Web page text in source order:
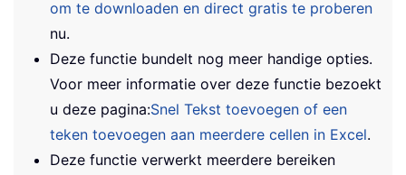
om te downloaden en direct gratis te proberen
nu.
Deze functie bundelt nog meer handige opties.
Voor meer informatie over deze functie bezoekt
u deze pagina:Snel Tekst toevoegen of een
teken toevoegen aan meerdere cellen in Excel.
Deze functie verwerkt meerdere bereiken